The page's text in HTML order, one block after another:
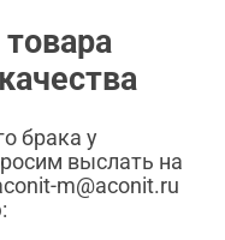
брака у
выслать на
m@aconit.ru